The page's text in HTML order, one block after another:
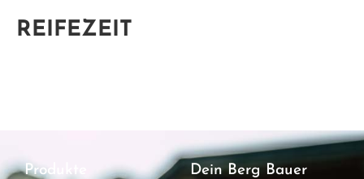
REIFEZEIT
Produkte Dein Berg Bauer